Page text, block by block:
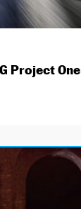
Project One